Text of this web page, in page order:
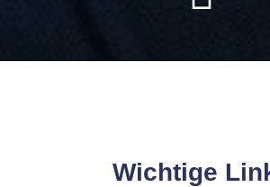
Wichtige